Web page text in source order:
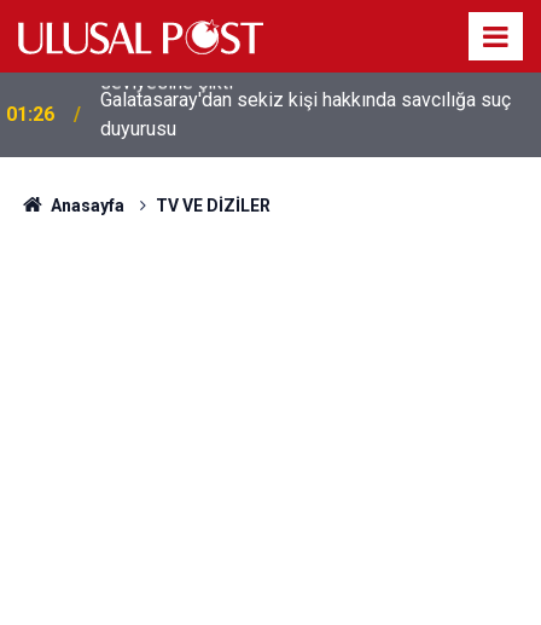
01:26
Galatasaray'dan sekiz kişi hakkında savcılığa suç
duyurusu
Anasayfa TV VE DİZİLER